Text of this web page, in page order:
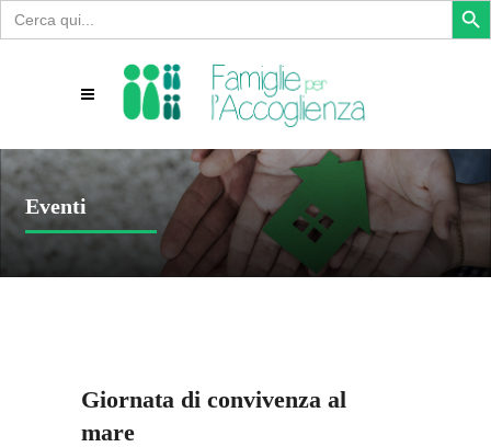
Search
for:
Eventi
Giornata di convivenza al
mare